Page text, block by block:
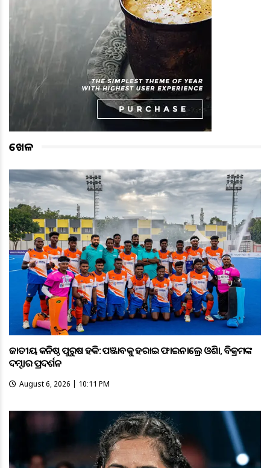
ଖେଳ
ଜାତୀୟ କନିଷ୍ଠ ପୁରୁଷ ହକି: ପଞ୍ଜାବକୁ ହରାଇ ଫାଇନାଲ୍ରେ ଓଡ଼ିଶା, ବିକ୍ରମଙ୍କ
ଦମ୍ଦାର ପ୍ରଦର୍ଶନ
August 6, 2026 | 10:11 PM